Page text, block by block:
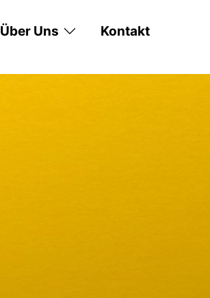
Über Uns Kontakt